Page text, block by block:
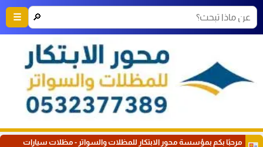
🔎
☰
مرحبًا بكم بمؤسسة محور الابتكار للمظلات والسواتر - مظلات سيارات